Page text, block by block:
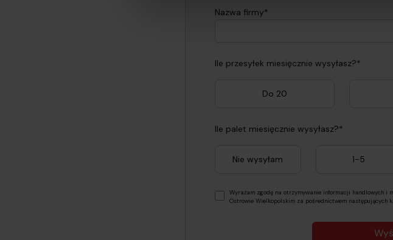
Nazwa firmy*
Ile przesyłek miesięcznie wysyłasz?*
Do 20
Ile palet miesięcznie wysyłasz?*
Nie wysyłam 1-5
Wyrażam zgodę na otrzymywanie informacji handlowych i
Ostrowie Wielkopolskim za pośrednictwem następujących